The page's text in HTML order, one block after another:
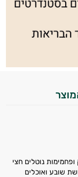
נוטלים חצי
ויש תחושת שובע ואוכלים